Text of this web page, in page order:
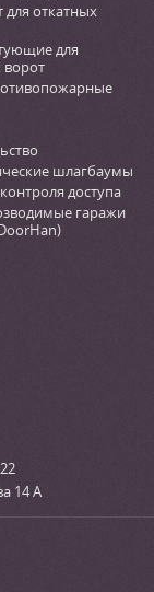
для откатных
для
ворот
шлагбаумы
доступа
гаражи
14 А